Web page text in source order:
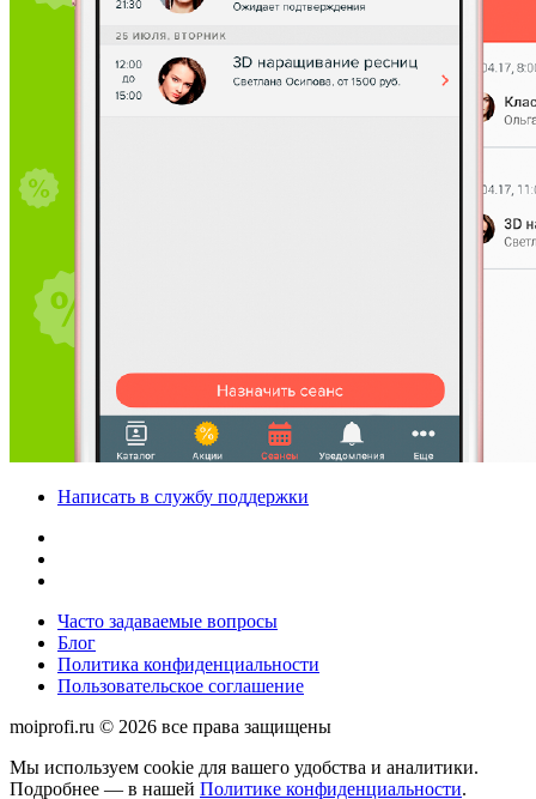
Написать в службу поддержки
Часто задаваемые вопросы
Блог
Политика конфиденциальности
Пользовательское соглашение
moiprofi.ru © 2026 все права защищены
Мы используем cookie для вашего удобства и аналитики.
Подробнее — в нашей Политике конфиденциальности.